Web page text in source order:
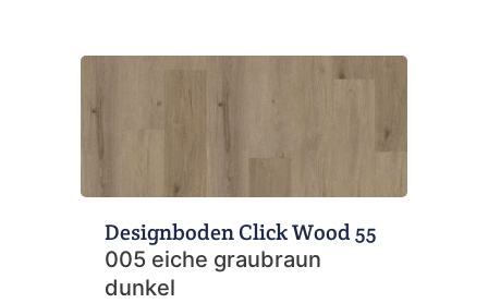
Designboden Click Wood 55
005 eiche graubraun
dunkel